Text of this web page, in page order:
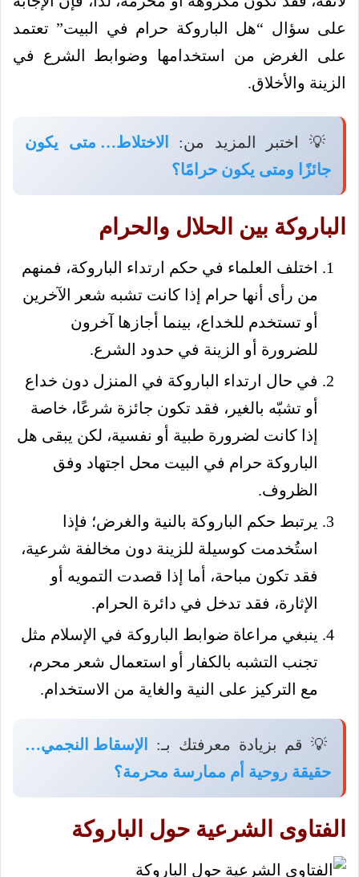
على سؤال “هل الباروكة حرام في البيت” تعتمد
على الغرض من استخدامها وضوابط الشرع في
الزينة والأخلاق.
💡 اختبر المزيد من:
الاختلاط… متى يكون
جائزًا ومتى يكون حرامًا؟
الباروكة بين الحلال والحرام
اختلف العلماء في حكم ارتداء الباروكة، فمنهم
من رأى أنها حرام إذا كانت تشبه شعر الآخرين
أو تستخدم للخداع، بينما أجازها آخرون
للضرورة أو الزينة في حدود الشرع.
في حال ارتداء الباروكة في المنزل دون خداع
أو تشبّه بالغير، فقد تكون جائزة شرعًا، خاصة
إذا كانت لضرورة طبية أو نفسية، لكن يبقى هل
الباروكة حرام في البيت محل اجتهاد وفق
الظروف.
يرتبط حكم الباروكة بالنية والغرض؛ فإذا
استُخدمت كوسيلة للزينة دون مخالفة شرعية،
فقد تكون مباحة، أما إذا قصدت التمويه أو
الإثارة، فقد تدخل في دائرة الحرام.
ينبغي مراعاة ضوابط الباروكة في الإسلام مثل
تجنب التشبه بالكفار أو استعمال شعر محرم،
مع التركيز على النية والغاية من الاستخدام.
💡 قم بزيادة معرفتك بـ:
الإسقاط النجمي…
حقيقة روحية أم ممارسة محرمة؟
الفتاوى الشرعية حول الباروكة